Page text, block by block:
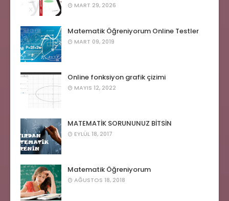
MART 29, 2026
Matematik Öğreniyorum Online Testler
MART 09, 2019
Online fonksiyon grafik çizimi
MAYIS 12, 2022
MATEMATİK SORUNUNUZ BİTSİN
EYLÜL 18, 2017
Matematik Öğreniyorum
AĞUSTOS 18, 2018